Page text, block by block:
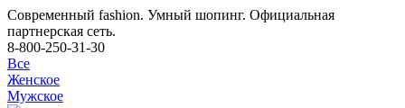
Современный fashion. Умный шопинг. Официальная
партнерская сеть.
8-800-250-31-30
Все
Женское
Мужское